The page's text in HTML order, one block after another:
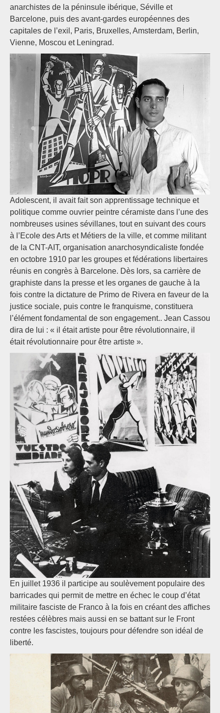
anarchistes de la péninsule ibérique, Séville et
Barcelone, puis des avant-gardes européennes des
capitales de l’exil, Paris, Bruxelles, Amsterdam, Berlin,
Vienne, Moscou et Leningrad.
Adolescent, il avait fait son apprentissage technique et
politique comme ouvrier peintre céramiste dans l’une des
nombreuses usines sévillanes, tout en suivant des cours
à l’Ecole des Arts et Métiers de la ville, et comme militant
de la CNT-AIT, organisation anarchosyndicaliste fondée
en octobre 1910 par les groupes et fédérations libertaires
réunis en congrès à Barcelone. Dès lors, sa carrière de
graphiste dans la presse et les organes de gauche à la
fois contre la dictature de Primo de Rivera en faveur de la
justice sociale, puis contre le franquisme, constituera
l’élément fondamental de son engagement.. Jean Cassou
dira de lui : « il était artiste pour être révolutionnaire, il
était révolutionnaire pour être artiste ».
En juillet 1936 il participe au soulèvement populaire des
barricades qui permit de mettre en échec le coup d’état
militaire fasciste de Franco à la fois en créant des affiches
restées célèbres mais aussi en se battant sur le Front
contre les fascistes, toujours pour défendre son idéal de
liberté.